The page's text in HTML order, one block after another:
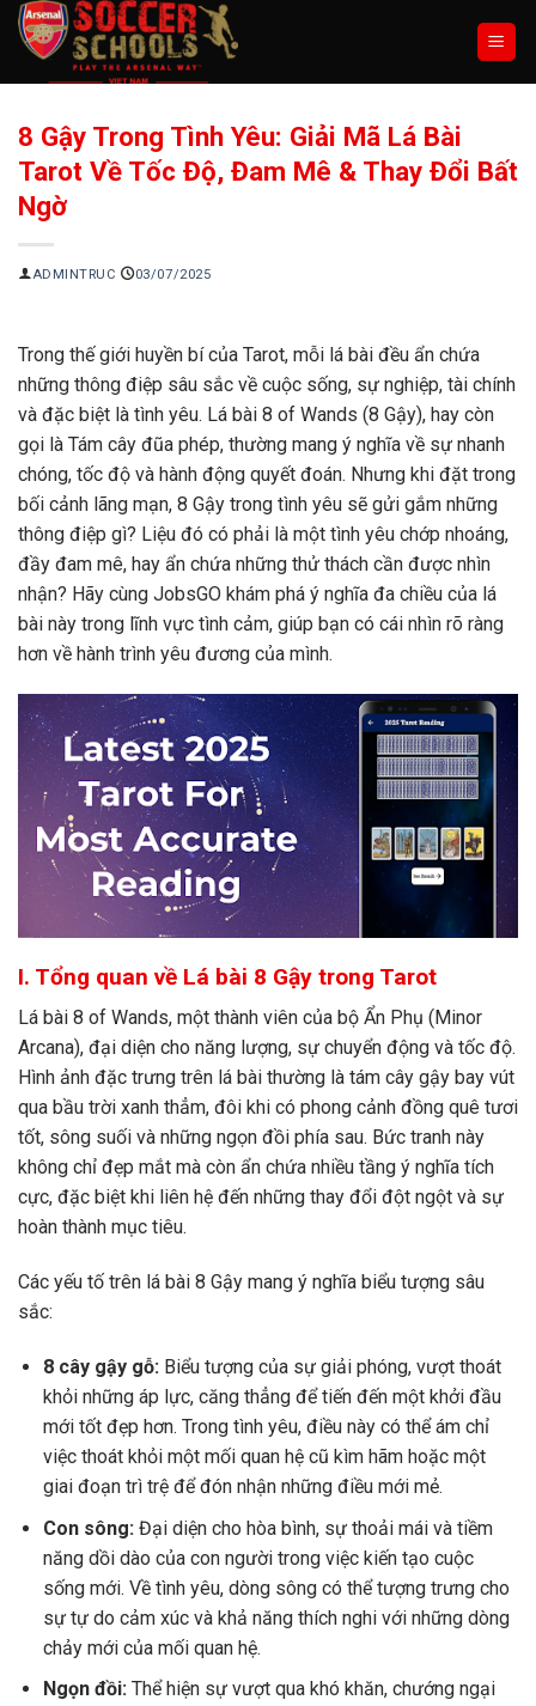
Chuyển
đến
8 Gậy Trong Tình Yêu: Giải Mã Lá Bài
Tarot Về Tốc Độ, Đam Mê & Thay Đổi Bất
Ngờ
ADMINTRUC 03/07/2025
Trong thế giới huyền bí của Tarot, mỗi lá bài đều ẩn chứa
những thông điệp sâu sắc về cuộc sống, sự nghiệp, tài chính
và đặc biệt là tình yêu. Lá bài 8 of Wands (8 Gậy), hay còn
gọi là Tám cây đũa phép, thường mang ý nghĩa về sự nhanh
chóng, tốc độ và hành động quyết đoán. Nhưng khi đặt trong
bối cảnh lãng mạn, 8 Gậy trong tình yêu sẽ gửi gắm những
thông điệp gì? Liệu đó có phải là một tình yêu chớp nhoáng,
đầy đam mê, hay ẩn chứa những thử thách cần được nhìn
nhận? Hãy cùng JobsGO khám phá ý nghĩa đa chiều của lá
bài này trong lĩnh vực tình cảm, giúp bạn có cái nhìn rõ ràng
hơn về hành trình yêu đương của mình.
I. Tổng quan về Lá bài 8 Gậy trong Tarot
Lá bài 8 of Wands, một thành viên của bộ Ẩn Phụ (Minor
Arcana), đại diện cho năng lượng, sự chuyển động và tốc độ.
Hình ảnh đặc trưng trên lá bài thường là tám cây gậy bay vút
qua bầu trời xanh thẳm, đôi khi có phong cảnh đồng quê tươi
tốt, sông suối và những ngọn đồi phía sau. Bức tranh này
không chỉ đẹp mắt mà còn ẩn chứa nhiều tầng ý nghĩa tích
cực, đặc biệt khi liên hệ đến những thay đổi đột ngột và sự
hoàn thành mục tiêu.
Các yếu tố trên lá bài 8 Gậy mang ý nghĩa biểu tượng sâu
sắc:
8 cây gậy gỗ:Biểu tượng của sự giải phóng, vượt thoát
khỏi những áp lực, căng thẳng để tiến đến một khởi đầu
mới tốt đẹp hơn. Trong tình yêu, điều này có thể ám chỉ
việc thoát khỏi một mối quan hệ cũ kìm hãm hoặc một
giai đoạn trì trệ để đón nhận những điều mới mẻ.
Con sông: Đại diện cho hòa bình, sự thoải mái và tiềm
năng dồi dào của con người trong việc kiến tạo cuộc
sống mới. Về tình yêu, dòng sông có thể tượng trưng cho
sự tự do cảm xúc và khả năng thích nghi với những dòng
chảy mới của mối quan hệ.
Ngọn đồi:Thể hiện sự vượt qua khó khăn, chướng ngại